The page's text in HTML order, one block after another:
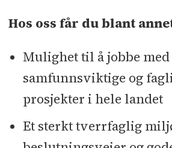
Hos oss får du blant
Mulighet til å jobbe med
samfunnsviktige og
prosjekter i hele landet
Et sterkt tverrfaglig